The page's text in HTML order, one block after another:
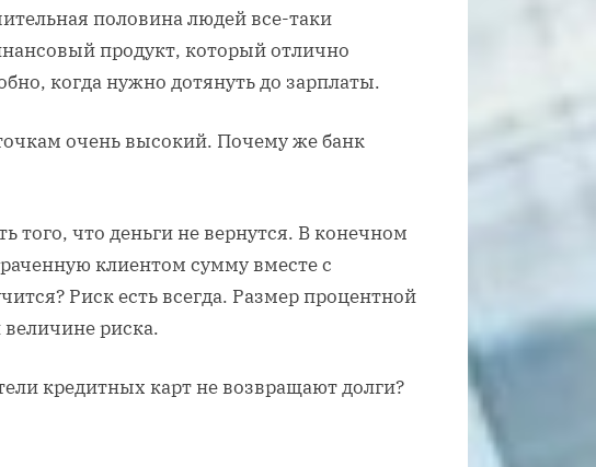
половина людей все-таки
продукт, который отлично
когда нужно дотянуть до зарплаты.
очень высокий. Почему же банк
того, что деньги не вернутся. В конечном
клиентом сумму вместе с
Риск есть всегда. Размер процентной
риска.
кредитных карт не возвращают долги?